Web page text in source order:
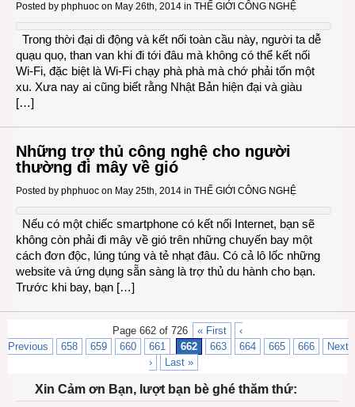
Posted by phphuoc on May 26th, 2014 in THẾ GIỚI CÔNG NGHỆ
Trong thời đại di động và kết nối toàn cầu này, người ta dễ
quạu quọ, than van khi đi tới đâu mà không có thể kết nối
Wi-Fi, đặc biệt là Wi-Fi chạy phà phà mà chớ phải tốn một
xu. Xưa nay ai cũng biết rằng Nhật Bản hiện đại và giàu
[…]
Những trợ thủ công nghệ cho người
thường đi mây về gió
Posted by phphuoc on May 25th, 2014 in THẾ GIỚI CÔNG NGHỆ
Nếu có một chiếc smartphone có kết nối Internet, bạn sẽ
không còn phải đi mây về gió trên những chuyến bay một
cách đơn độc, lúng túng và tẻ nhạt đâu. Có cả lô lốc những
website và ứng dụng sẵn sàng là trợ thủ du hành cho bạn.
Trước khi bay, bạn […]
Page 662 of 726 « First
‹
Previous
658 659 660 661 662 663 664 665 666
Next
›
Last »
Xin Cảm ơn Bạn, lượt bạn bè ghé thăm thứ: